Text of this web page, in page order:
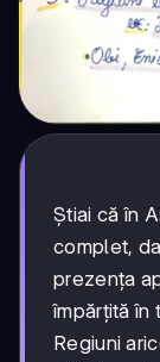
Știai că în
complet,
prezența
împărțită în
Regiuni